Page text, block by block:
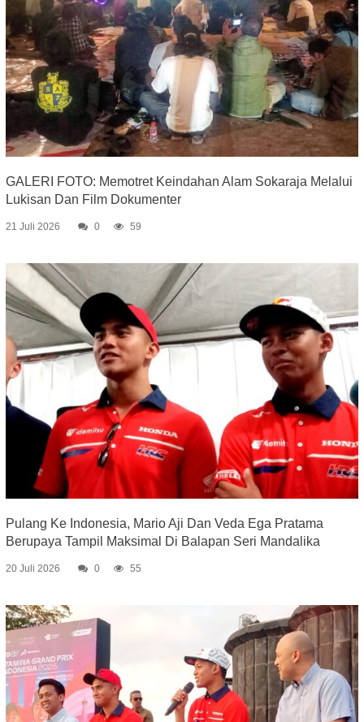
GALERI FOTO: Memotret Keindahan Alam Sokaraja Melalui
Lukisan Dan Film Dokumenter
21 Juli 2026 0 59
Pulang Ke Indonesia, Mario Aji Dan Veda Ega Pratama
Berupaya Tampil Maksimal Di Balapan Seri Mandalika
20 Juli 2026 0 55